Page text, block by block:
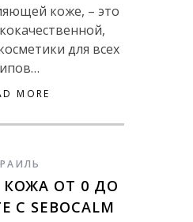
коже, – это
для всех
MORE
ОТ 0 ДО
С SEBOCALM